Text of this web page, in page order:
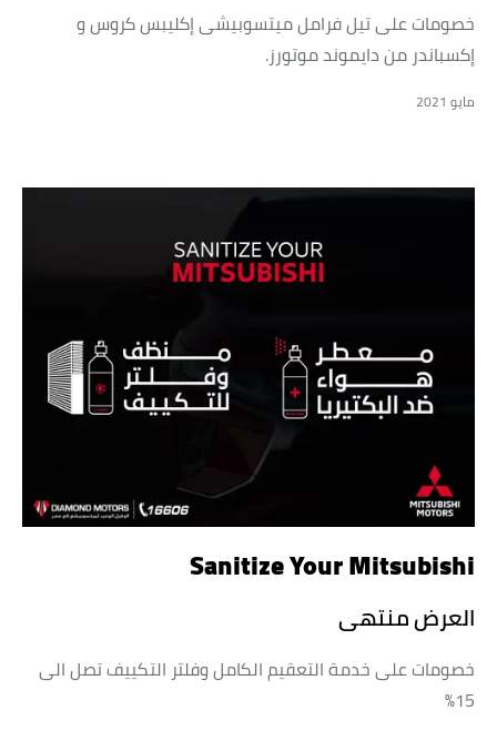
خصومات على تيل فرامل ميتسوبيشى إكليبس كروس و
إكسباندر من دايموند موتورز.
مايو 2021
Sanitize Your Mitsubishi
العرض منتهى
خصومات على خدمة التعقيم الكامل وفلتر التكييف تصل الى
15%؜